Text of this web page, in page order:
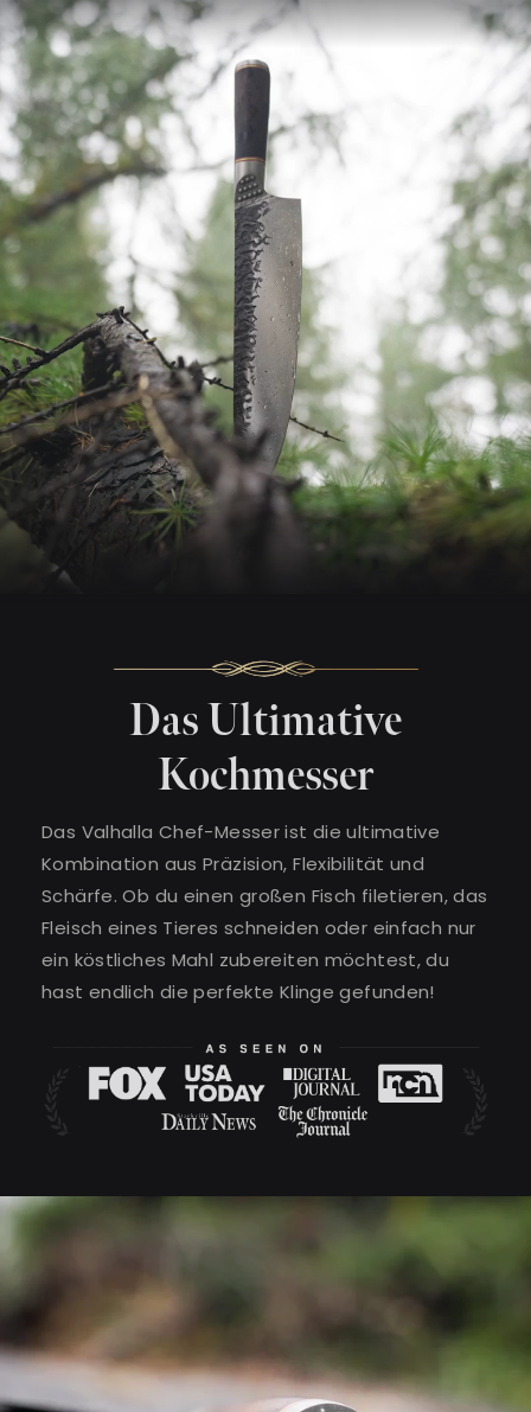
Das Ultimative
Kochmesser
Das Valhalla Chef-Messer ist die ultimative
Kombination aus Präzision, Flexibilität und
Schärfe. Ob du einen großen Fisch filetieren, das
Fleisch eines Tieres schneiden oder einfach nur
ein köstliches Mahl zubereiten möchtest, du
hast endlich die perfekte Klinge gefunden!